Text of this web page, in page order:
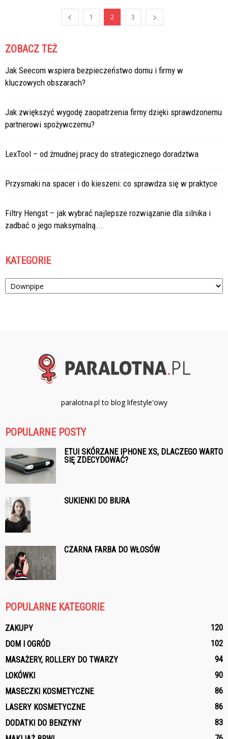
1 2 3
ZOBACZ TEŻ
Jak Seecom wspiera bezpieczeństwo domu i firmy w
kluczowych obszarach?
Jak zwiększyć wygodę zaopatrzenia firmy dzięki sprawdzonemu
partnerowi spożywczemu?
LexTool – od żmudnej pracy do strategicznego doradztwa
Przysmaki na spacer i do kieszeni: co sprawdza się w praktyce
Filtry Hengst – jak wybrać najlepsze rozwiązanie dla silnika i
zadbać o jego maksymalną...
KATEGORIE
Kategorie
paralotna.pl to blog lifestyle'owy
POPULARNE POSTY
ETUI SKÓRZANE IPHONE XS, DLACZEGO WARTO
SIĘ ZDECYDOWAĆ?
SUKIENKI DO BIURA
CZARNA FARBA DO WŁOSÓW
POPULARNE KATEGORIE
ZAKUPY
120
DOM I OGRÓD
102
MASAŻERY, ROLLERY DO TWARZY
94
LOKÓWKI
90
MASECZKI KOSMETYCZNE
86
LASERY KOSMETYCZNE
86
DODATKI DO BENZYNY
83